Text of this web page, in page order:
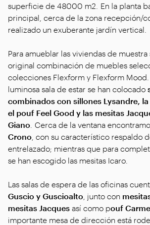
superficie de 48000 m2. En la planta
principal, cerca de la zona recepción/
realizado un exuberante jardín vertical.
Para amueblar las viviendas de
original combinación de muebles
colecciones Flexform y Flexform
luminosa sala de estar se han colocado
combinados con sillones Lysandre,
el pouf Feel Good y las mesitas
Giano . Cerca de la ventana
Crono , con su característico respaldo
entrelazado; mientras que para
se han escogido las mesitas Icaro.
Las salas de espera de las oficinas
Guscio y Guscioalto , junto con
mesitas Jacques así como pouf
importante mesa de dirección está